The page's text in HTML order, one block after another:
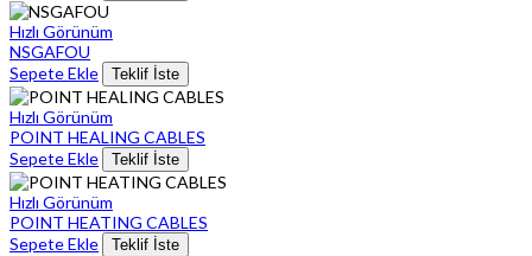
Hızlı Görünüm
NSGAFOU
Sepete Ekle
Teklif İste
Hızlı Görünüm
POINT HEALING CABLES
Sepete Ekle
Teklif İste
Hızlı Görünüm
POINT HEATING CABLES
Sepete Ekle
Teklif İste